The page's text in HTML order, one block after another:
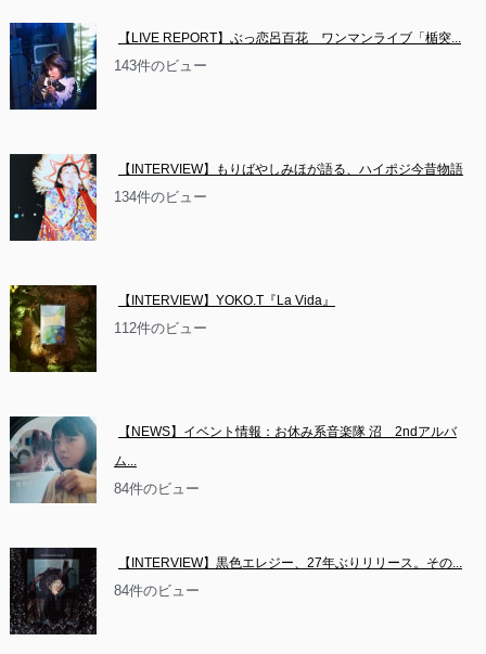
【LIVE REPORT】ぶっ恋呂百花　ワンマンライブ「楯突...
143件のビュー
【INTERVIEW】もりばやしみほが語る、ハイポジ今昔物語
134件のビュー
【INTERVIEW】YOKO.T『La Vida』
112件のビュー
【NEWS】イベント情報：お休み系音楽隊 沼　2ndアルバ
ム...
84件のビュー
【INTERVIEW】黒色エレジー、27年ぶりリリース。その...
84件のビュー